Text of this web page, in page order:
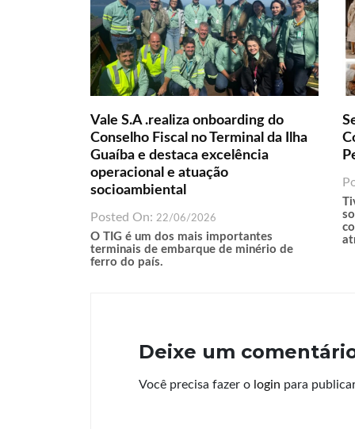
Vale S.A .realiza onboarding do
Conselho Fiscal no Terminal da Ilha
Guaíba e destaca excelência
operacional e atuação
socioambiental
Posted On: 22/06/2026
O TIG é um dos mais importantes
terminais de embarque de minério de
ferro do país.
Deixe um
Você precisa fazer o login para